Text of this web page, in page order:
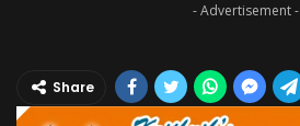
- Advertisement -
Share